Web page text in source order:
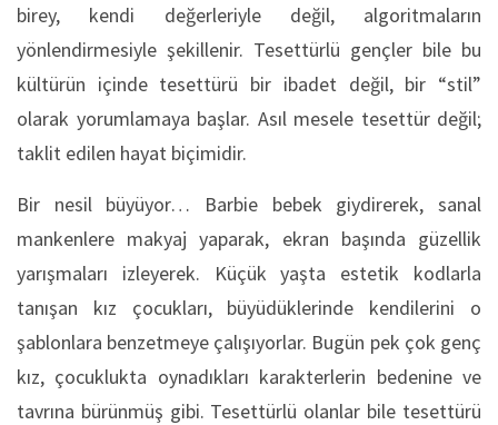
birey, kendi değerleriyle değil, algoritmaların
yönlendirmesiyle şekillenir. Tesettürlü gençler bile bu
kültürün içinde tesettürü bir ibadet değil, bir “stil”
olarak yorumlamaya başlar. Asıl mesele tesettür değil;
taklit edilen hayat biçimidir.
Bir nesil büyüyor… Barbie bebek giydirerek, sanal
mankenlere makyaj yaparak, ekran başında güzellik
yarışmaları izleyerek. Küçük yaşta estetik kodlarla
tanışan kız çocukları, büyüdüklerinde kendilerini o
şablonlara benzetmeye çalışıyorlar. Bugün pek çok genç
kız, çocuklukta oynadıkları karakterlerin bedenine ve
tavrına bürünmüş gibi. Tesettürlü olanlar bile tesettürü